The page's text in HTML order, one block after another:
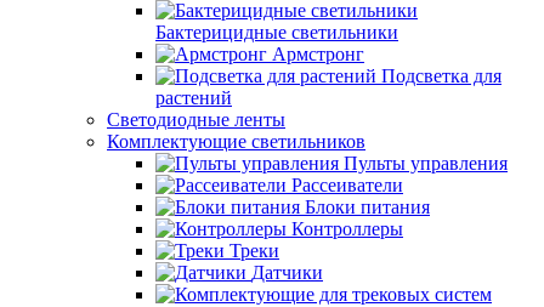
Бактерицидные светильники
Армстронг
Подсветка для
растений
Светодиодные ленты
Комплектующие светильников
Пульты управления
Рассеиватели
Блоки питания
Контроллеры
Треки
Датчики